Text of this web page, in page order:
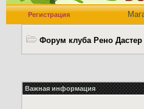
Регистрация
Форум клуба Рено
Важная информация